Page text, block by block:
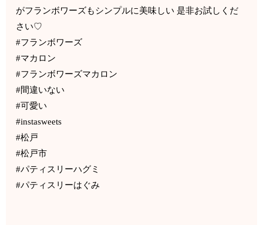
がフランボワーズもシンプルに美味しい 是非お試しくだ
さい♡
#フランボワーズ
#マカロン
#フランボワーズマカロン
#間違いない
#可愛い
#instasweets
#松戸
#松戸市
#パティスリーハグミ
#パティスリーはぐみ